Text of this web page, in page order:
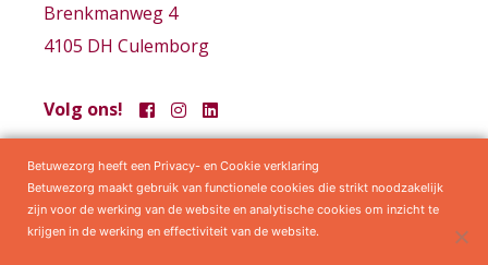
Brenkmanweg 4
4105 DH Culemborg
Volg ons!
Samenwerkingen Privacy statement Algemene voorwaarden
Betuwezorg heeft een Privacy- en Cookie verklaring
Betuwezorg maakt gebruik van functionele cookies die strikt noodzakelijk
zijn voor de werking van de website en analytische cookies om inzicht te
krijgen in de werking en effectiviteit van de website.